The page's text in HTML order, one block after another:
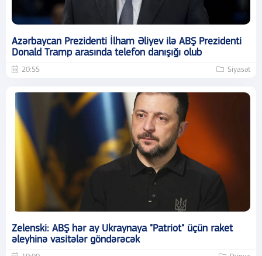
Azərbaycan Prezidenti İlham Əliyev ilə ABŞ Prezidenti
Donald Tramp arasında telefon danışığı olub
20:55 Siyasət
Zelenski: ABŞ hər ay Ukraynaya "Patriot" üçün raket
əleyhinə vasitələr göndərəcək